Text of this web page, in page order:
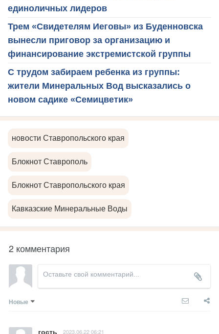
единоличных лидеров
Трем «Свидетелям Иеговы» из Буденновска
вынесли приговор за организацию и
финансирование экстремистской группы
С трудом забираем ребенка из группы:
жители Минеральных Вод высказались о
новом садике «Семицветик»
новости Ставропольского края
Блокнот Ставрополь
Блокнот Ставропольского края
Кавказские Минеральные Воды
2 комментария
Новые
гость 2023.06.22 06:21